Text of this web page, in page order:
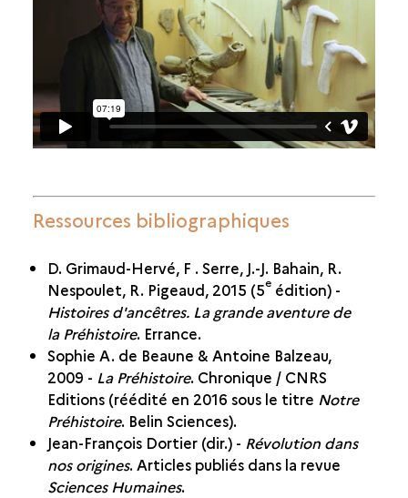
Ressources bibliographiques
D. Grimaud-Hervé, F . Serre, J.-J. Bahain, R.
Nespoulet, R. Pigeaud, 2015 (5eédition) -
Histoires d'ancêtres. La grande aventure de
la Préhistoire. Errance.
Sophie A. de Beaune & Antoine Balzeau,
2009 - La Préhistoire. Chronique / CNRS
Editions (réédité en 2016 sous le titre Notre
Préhistoire. Belin Sciences).
Jean-François Dortier (dir.) - Révolution dans
nos origines. Articles publiés dans la revue
Sciences Humaines.